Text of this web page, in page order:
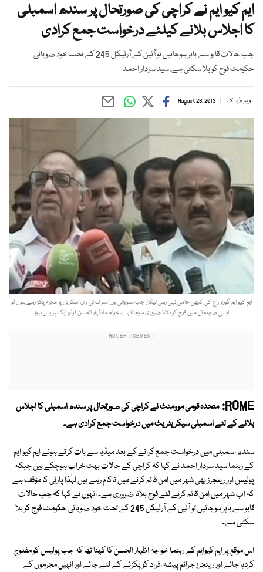
ایم کیو ایم نے کراچی کی صورتحال پر سندھ اسمبلی
کا اجلاس بلانے کیلئے درخواست جمع کرادی
جب حالات قابو سے باہر ہوجائیں تو آئین کے آرٹیکل 245 کے تحت خود صوبائی
حکومت فوج کو بلا سکتی ہے، سید سردار احمد
ویب ڈیسک August 28, 2013
ایم کیو ایم گورنر راج کی کبھی حامی نہی رہی لیکن جب صوبائی وزرا صرف ٹی وی اسکرین پر مجرم پکڑ رہے ہوں تو
ایسی صورتحال میں فوج کو بلانا ضروری ہوجاتا ہے، خواجہ اظہار الحسن فوٹو: ایکسپریس نیوز
ROME: متحدہ قومی موومنٹ نے کراچی کی صورتحال پر سندھ اسمبلی کا اجلاس
بلانے کے لئے اسمبلی سیکریٹریٹ میں درخواست جمع کرادی ہے۔
سندھ اسمبلی میں درخواست جمع کرانے کے بعد میڈیا سے بات کرتے ہوئے ایم کیو ایم
کے رہنما سید سردار احمد نے کہا کہ کراچی کے حالات بہت خراب ہوچکے ہیں جبکہ
پولیس اور رینجرز بھی شہر میں امن قائم کرنے میں ناکام رہے ہیں لہٰذا پارٹی کا مؤقف ہے
کہ اب شہر میں امن قائم کرنے لئے فوج بلانا ضروری ہے۔ انہوں نے کہا کہ جب حالات
قابو سے باہر ہوجائیں تو آئین کے آرٹیکل 245 کے تحت خود صوبائی حکومت فوج کو بلا
سکتی ہے۔
اس موقع پر ایم کیوایم کے رہنما خواجہ اظہار الحسن کا کہنا تھا کہ جب پولیس کو مفلوج
کردیا جائے اور رینجرز جرائم پیشہ افراد کو پکڑنے کے لئے جائے اور انہیں مجرموں کے